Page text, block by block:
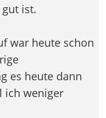
ist.
war heute schon
es heute dann
ich weniger